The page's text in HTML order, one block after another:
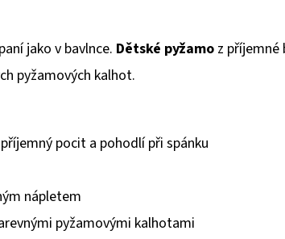
jako v bavlnce. Dětské pyžamo z příjemné
pyžamových kalhot.
pocit a pohodlí při spánku
nápletem
pyžamovými kalhotami